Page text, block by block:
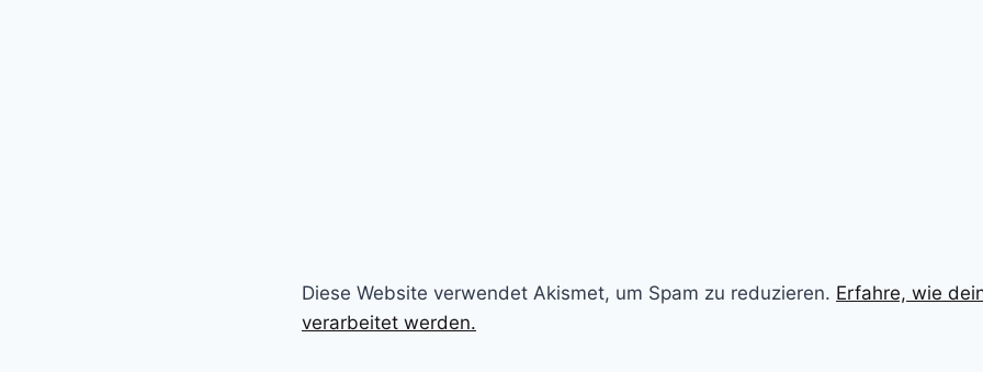
Diese Website verwendet Akismet, um Spam zu reduzieren. Erfahre, wie
verarbeitet werden.